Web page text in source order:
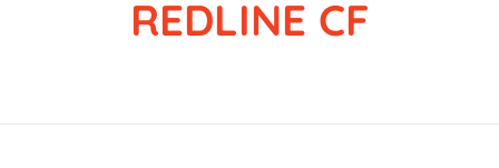
REDLINE CF